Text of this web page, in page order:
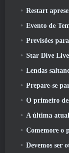
Restart apresenta
Evento de
Previsões
Star Dive Live
Lendas
Prepare-se para resgatar
O primeiro
A última atualização
Comemore o primeiro dia
Devemos ser